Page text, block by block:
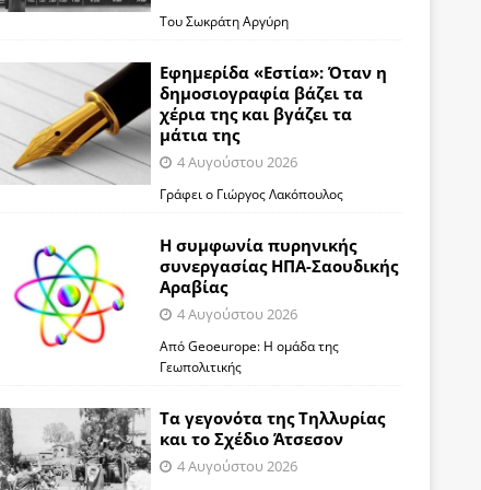
Του Σωκράτη Αργύρη
Εφημερίδα «Εστία»: Όταν η
δημοσιογραφία βάζει τα
χέρια της και βγάζει τα
μάτια της
4 Αυγούστου 2026
Γράφει ο Γιώργος Λακόπουλος
Η συμφωνία πυρηνικής
συνεργασίας ΗΠΑ-Σαουδικής
Αραβίας
4 Αυγούστου 2026
Από Geoeurope: H ομάδα της
Γεωπολιτικής
Τα γεγονότα της Τηλλυρίας
και το Σχέδιο Άτσεσον
4 Αυγούστου 2026